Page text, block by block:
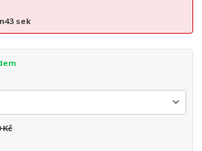
42sek
Kč